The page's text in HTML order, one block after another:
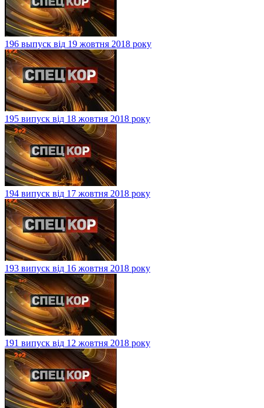
196 выпуск від 19 жовтня 2018 року
195 випуск від 18 жовтня 2018 року
194 випуск від 17 жовтня 2018 року
193 випуск від 16 жовтня 2018 року
191 випуск від 12 жовтня 2018 року